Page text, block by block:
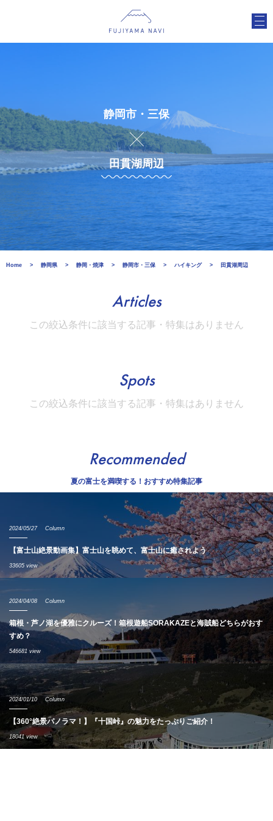
静岡市・三保
田貫湖周辺
Home 静岡県 静岡・焼津 静岡市・三保 ハイキング 田貫湖周辺
Articles
この絞込条件に該当する記事・特集はありません
Spots
この絞込条件に該当する記事・特集はありません
Recommended
夏の富士を満喫する！おすすめ特集記事
2024/05/27 Column
【富士山絶景動画集】富士山を眺めて、富士山に癒されよう
33605 view
2024/04/08 Column
箱根・芦ノ湖を優雅にクルーズ！箱根遊船SORAKAZEと海賊船どちらがおす
すめ？
546681 view
2024/01/10 Column
【360°絶景パノラマ！】『十国峠』の魅力をたっぷりご紹介！
18041 view